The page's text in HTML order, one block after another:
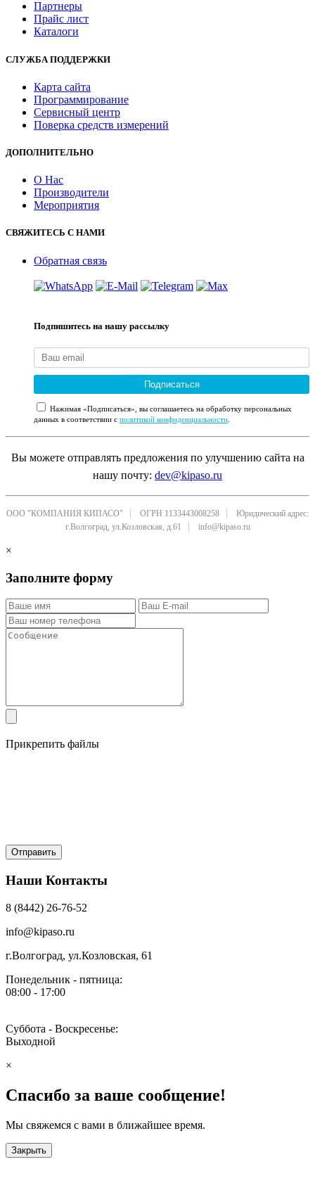
Партнеры
Прайс лист
Каталоги
СЛУЖБА ПОДДЕРЖКИ
Карта сайта
Программирование
Сервисный центр
Поверка средств измерений
ДОПОЛНИТЕЛЬНО
О Нас
Производители
Мероприятия
СВЯЖИТЕСЬ С НАМИ
Обратная связь
Подпишитесь на нашу рассылку
Подписаться
Нажимая «Подписаться», вы соглашаетесь на обработку персональных
данных в соответствии с политикой конфиденциальности
Вы можете отправлять предложения по улучшению сайта на
нашу почту: dev@kipaso.ru
ООО "КОМПАНИЯ КИПАСО" ОГРН 1133443008258
Юридический адрес:
г.Волгоград, ул.Козловская, д.61
info@kipaso.ru
×
Заполните форму
Прикрепить файлы
Наши Контакты
8 (8442) 26-76-52
info@kipaso.ru
г.Волгоград, ул.Козловская, 61
Понедельник - пятница:
08:00 - 17:00
Суббота - Воскресенье:
Выходной
×
Спасибо за ваше сообщение!
Мы свяжемся с вами в ближайшее время.
Закрыть